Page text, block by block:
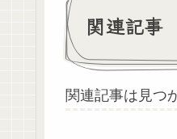
関連記事
関連記事は見つ